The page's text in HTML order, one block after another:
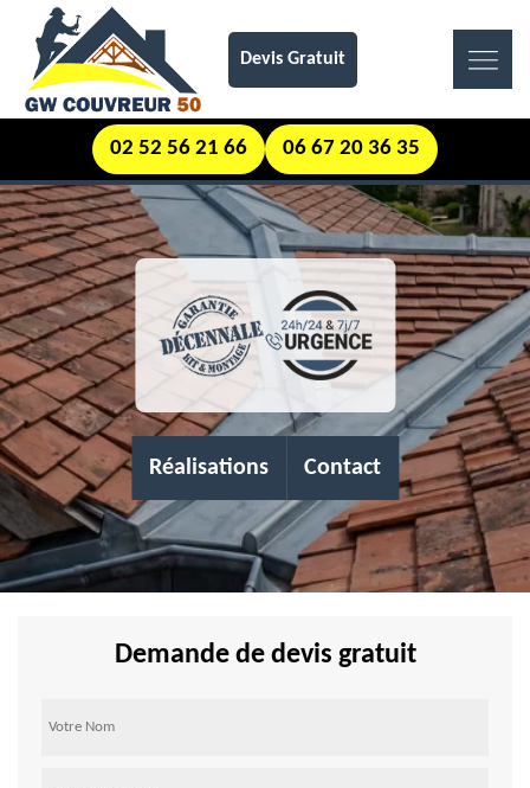
Devis Gratuit
02 52 56 21 66 06 67 20 36 35
Réalisations Contact
Demande de devis gratuit